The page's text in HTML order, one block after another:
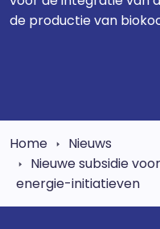
de productie van
Home
Nieuws
Nieuwe subsidie
energie-initiatieven